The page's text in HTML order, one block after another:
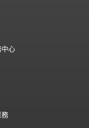
心
務